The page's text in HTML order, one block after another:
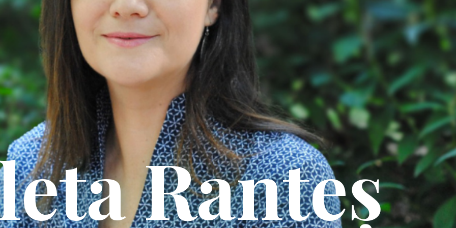
Consiliere Psiho-Oncologică București Și Online
Ranteș